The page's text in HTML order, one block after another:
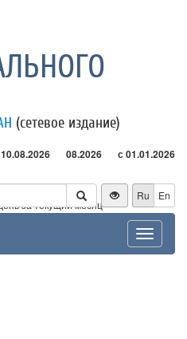
(сетевое издание)
10.08.2026 08.2026 с 01.01.2026
за текущий месяц
Ru En
Toggle